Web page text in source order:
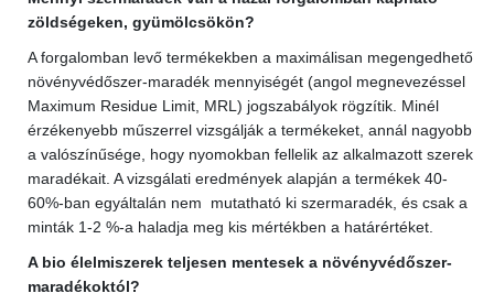
zöldségeken, gyümölcsökön?
A forgalomban levő termékekben a maximálisan megengedhető
növényvédőszer-maradék mennyiségét (angol megnevezéssel
Maximum Residue Limit, MRL) jogszabályok rögzítik. Minél
érzékenyebb műszerrel vizsgálják a termékeket, annál nagyobb
a valószínűsége, hogy nyomokban fellelik az alkalmazott szerek
maradékait. A vizsgálati eredmények alapján a termékek 40-
60%-ban egyáltalán nem mutatható ki szermaradék, és csak a
minták 1-2 %-a haladja meg kis mértékben a határértéket.
A bio élelmiszerek teljesen mentesek a növényvédőszer-
maradékoktól?